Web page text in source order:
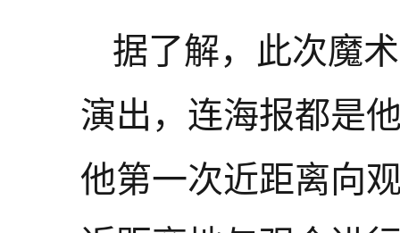
据了解，此次魔
演出，连海报都是
他第一次近距离向